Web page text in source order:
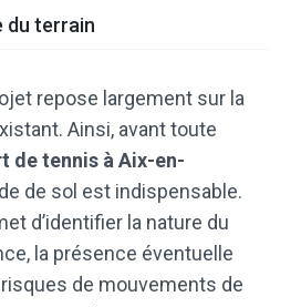
du terrain
repose largement sur la
Ainsi, avant toute
de tennis à Aix-en-
de sol est indispensable.
d’identifier la nature du
la présence éventuelle
risques de mouvements de